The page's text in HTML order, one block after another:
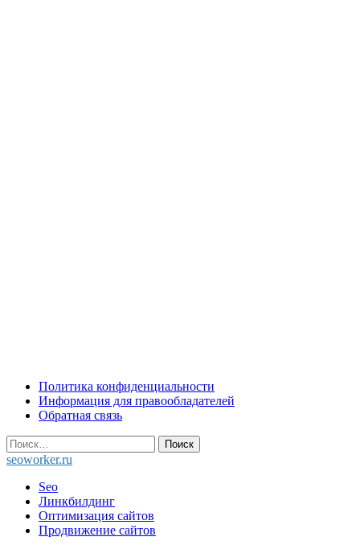
Skip
content
Политика конфиденциальности
Информация для правообладателей
Обратная связь
Найти:
seoworker.ru
Seo
Линкбилдинг
Оптимизация сайтов
Продвижение сайтов